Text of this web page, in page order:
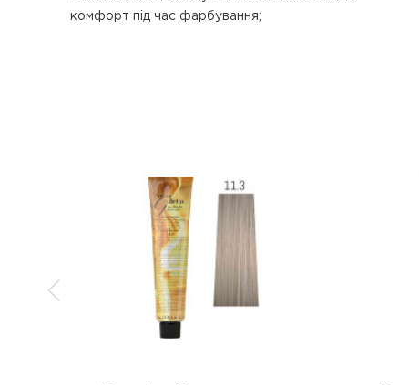
комфорт під час фарбування;